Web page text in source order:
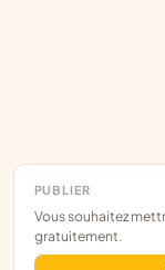
PUBLIER
Vous souhaitez mettre en avant votre association ? Inscrivez-la
gratuitement.